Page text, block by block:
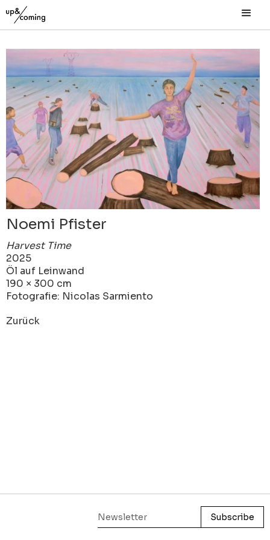
Noemi Pfister
Harvest Time
2025
‍Öl auf Leinwand
190 × 300 cm
Fotografie: Nicolas Sarmiento
Zurück